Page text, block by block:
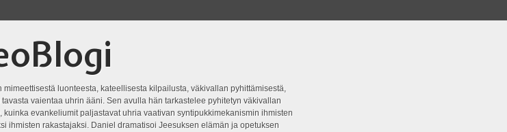
luonteesta, kateellisesta kilpailusta, väkivallan pyhittämisestä,
vaientaa uhrin ääni. Sen avulla hän tarkastelee pyhitetyn väkivallan
evankeliumit paljastavat uhria vaativan syntipukkimekanismin ihmisten
ihmisten rakastajaksi. Daniel dramatisoi Jeesuksen elämän ja opetuksen